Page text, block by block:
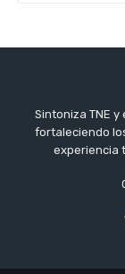
Sintoniza TNE
fortaleciendo
experiencia